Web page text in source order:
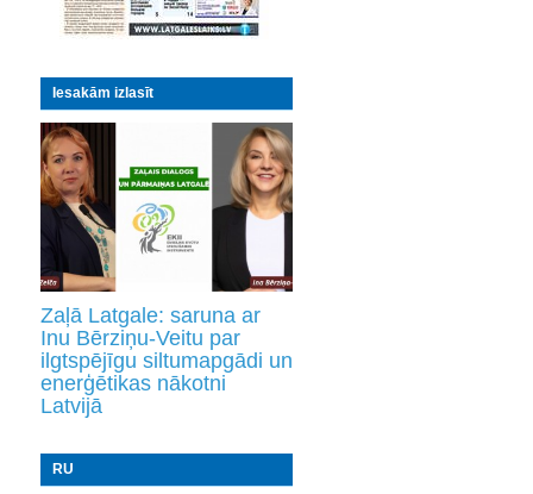
Iesakām izlasīt
Zaļā Latgale: saruna ar
Inu Bērziņu-Veitu par
ilgtspējīgu siltumapgādi un
enerģētikas nākotni
Latvijā
RU